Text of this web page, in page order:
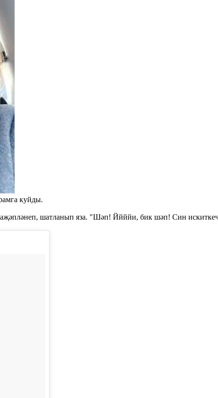
куйды.
шатланып яза. "Шәп! Ййййи, бик шәп! Син